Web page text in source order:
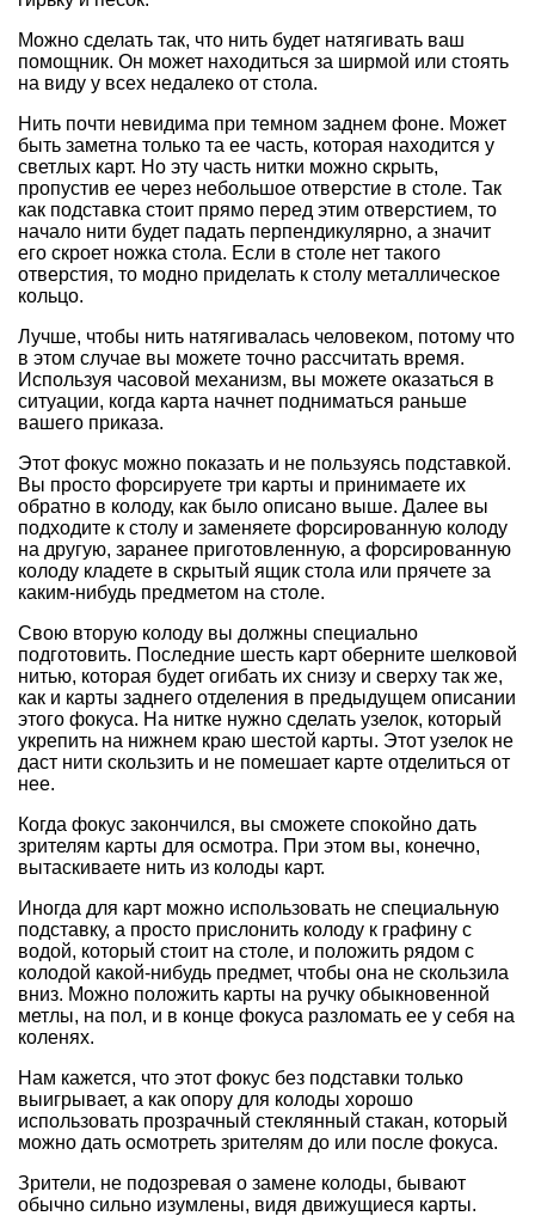
Можно сделать так, что нить будет натягивать ваш
помощник. Он может находиться за ширмой или стоять
на виду у всех недалеко от стола.
Нить почти невидима при темном заднем фоне. Может
быть заметна только та ее часть, которая находится у
светлых карт. Но эту часть нитки можно скрыть,
пропустив ее через небольшое отверстие в столе. Так
как подставка стоит прямо перед этим отверстием, то
начало нити будет падать перпендикулярно, а значит
его скроет ножка стола. Если в столе нет такого
отверстия, то модно приделать к столу металлическое
кольцо.
Лучше, чтобы нить натягивалась человеком, потому что
в этом случае вы можете точно рассчитать время.
Используя часовой механизм, вы можете оказаться в
ситуации, когда карта начнет подниматься раньше
вашего приказа.
Этот фокус можно показать и не пользуясь подставкой.
Вы просто форсируете три карты и принимаете их
обратно в колоду, как было описано выше. Далее вы
подходите к столу и заменяете форсированную колоду
на другую, заранее приготовленную, а форсированную
колоду кладете в скрытый ящик стола или прячете за
каким-нибудь предметом на столе.
Свою вторую колоду вы должны специально
подготовить. Последние шесть карт оберните шелковой
нитью, которая будет огибать их снизу и сверху так же,
как и карты заднего отделения в предыдущем описании
этого фокуса. На нитке нужно сделать узелок, который
укрепить на нижнем краю шестой карты. Этот узелок не
даст нити скользить и не помешает карте отделиться от
нее.
Когда фокус закончился, вы сможете спокойно дать
зрителям карты для осмотра. При этом вы, конечно,
вытаскиваете нить из колоды карт.
Иногда для карт можно использовать не специальную
подставку, а просто прислонить колоду к графину с
водой, который стоит на столе, и положить рядом с
колодой какой-нибудь предмет, чтобы она не скользила
вниз. Можно положить карты на ручку обыкновенной
метлы, на пол, и в конце фокуса разломать ее у себя на
коленях.
Нам кажется, что этот фокус без подставки только
выигрывает, а как опору для колоды хорошо
использовать прозрачный стеклянный стакан, который
можно дать осмотреть зрителям до или после фокуса.
Зрители, не подозревая о замене колоды, бывают
обычно сильно изумлены, видя движущиеся карты.